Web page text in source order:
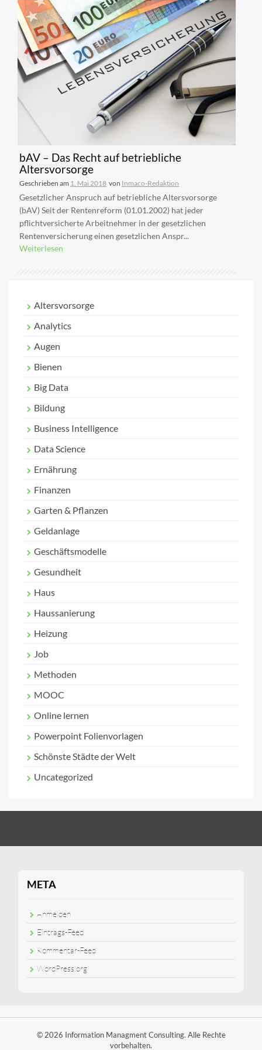
bAV – Das Recht auf betriebliche
Altersvorsorge
Geschrieben am 1. Mai 2018 von Inmaco-Redaktion
Gesetzlicher Anspruch auf betriebliche Altersvorsorge
(bAV) Seit der Rentenreform (01.01.2002) hat jeder
pflichtversicherte Arbeitnehmer in der gesetzlichen
Rentenversicherung einen gesetzlichen Anspr...
Weiterlesen
Altersvorsorge
Analytics
Augen
Bienen
Big Data
Bildung
Business Intelligence
Data Science
Ernährung
Finanzen
Garten & Pflanzen
Geldanlage
Geschäftsmodelle
Gesundheit
Haus
Haussanierung
Heizung
Job
Methoden
MOOC
Online lernen
Powerpoint Folienvorlagen
Schönste Städte der Welt
Uncategorized
META
Anmelden
Eintrags-Feed
Kommentar-Feed
WordPress.org
© 2026 Information Managment Consulting. Alle Rechte
vorbehalten.